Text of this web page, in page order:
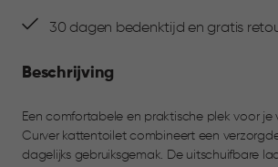
30 dagen bedenktijd en gratis
Beschrijving
Een comfortabele en praktische plek voor je
Curver kattentoilet combineert een
dagelijks gebruiksgemak. De uitschuifbare lade maakt